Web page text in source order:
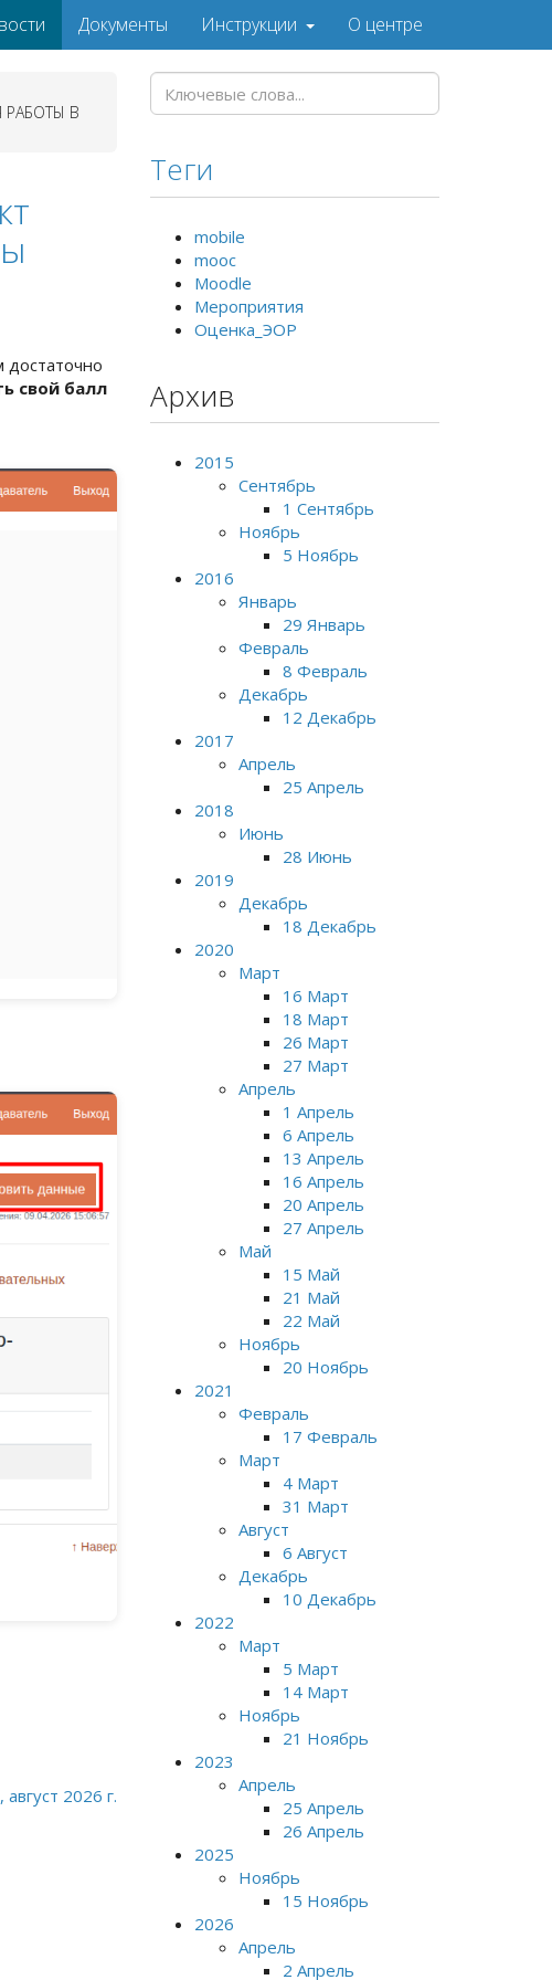
Документы Инструкции О центре
РАБОТЫ В
достаточно
свой балл
2026 г.
Теги
mobile
mooc
Moodle
Мероприятия
Оценка_ЭОР
Архив
2015
Сентябрь
1 Сентябрь
Ноябрь
5 Ноябрь
2016
Январь
29 Январь
Февраль
8 Февраль
Декабрь
12 Декабрь
2017
Апрель
25 Апрель
2018
Июнь
28 Июнь
2019
Декабрь
18 Декабрь
2020
Март
16 Март
18 Март
26 Март
27 Март
Апрель
1 Апрель
6 Апрель
13 Апрель
16 Апрель
20 Апрель
27 Апрель
Май
15 Май
21 Май
22 Май
Ноябрь
20 Ноябрь
2021
Февраль
17 Февраль
Март
4 Март
31 Март
Август
6 Август
Декабрь
10 Декабрь
2022
Март
5 Март
14 Март
Ноябрь
21 Ноябрь
2023
Апрель
25 Апрель
26 Апрель
2025
Ноябрь
15 Ноябрь
2026
Апрель
2 Апрель